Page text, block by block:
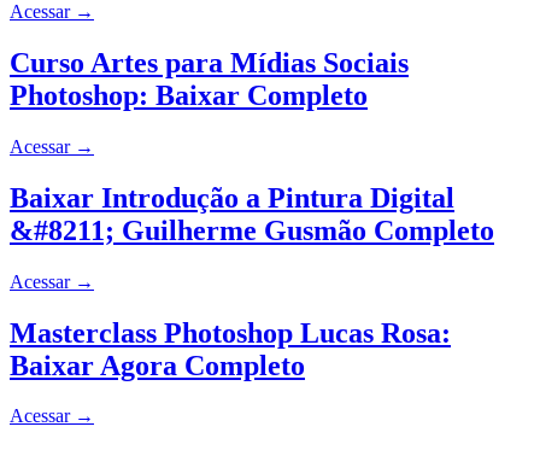
Acessar →
Curso Artes para Mídias Sociais
Photoshop: Baixar Completo
Acessar →
Baixar Introdução a Pintura Digital
&#8211; Guilherme Gusmão Completo
Acessar →
Masterclass Photoshop Lucas Rosa:
Baixar Agora Completo
Acessar →